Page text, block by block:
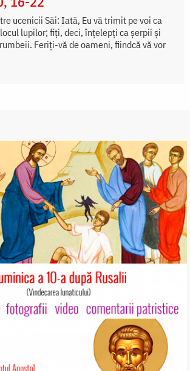
ucenicii Săi: Iată, Eu vă trimit pe voi ca
lupilor; fiți, deci, înțelepți ca șerpii și
Feriți-vă de oameni, fiindcă vă vor